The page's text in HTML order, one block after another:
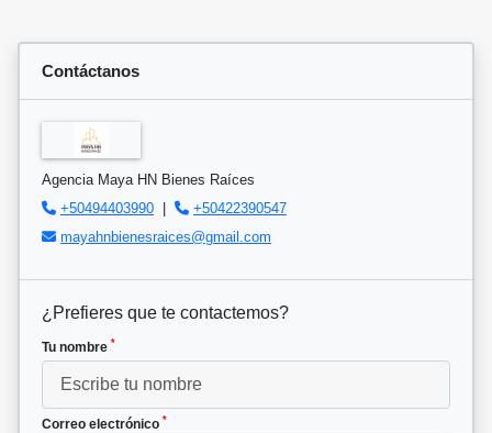
Contáctanos
Agencia Maya HN Bienes Raíces
+50494403990 |
+50422390547
mayahnbienesraices@gmail.com
¿Prefieres que te contactemos?
Tu nombre *
Correo electrónico *